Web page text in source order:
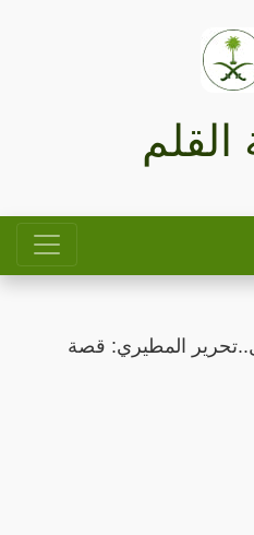
القلم
المطيري: قصة